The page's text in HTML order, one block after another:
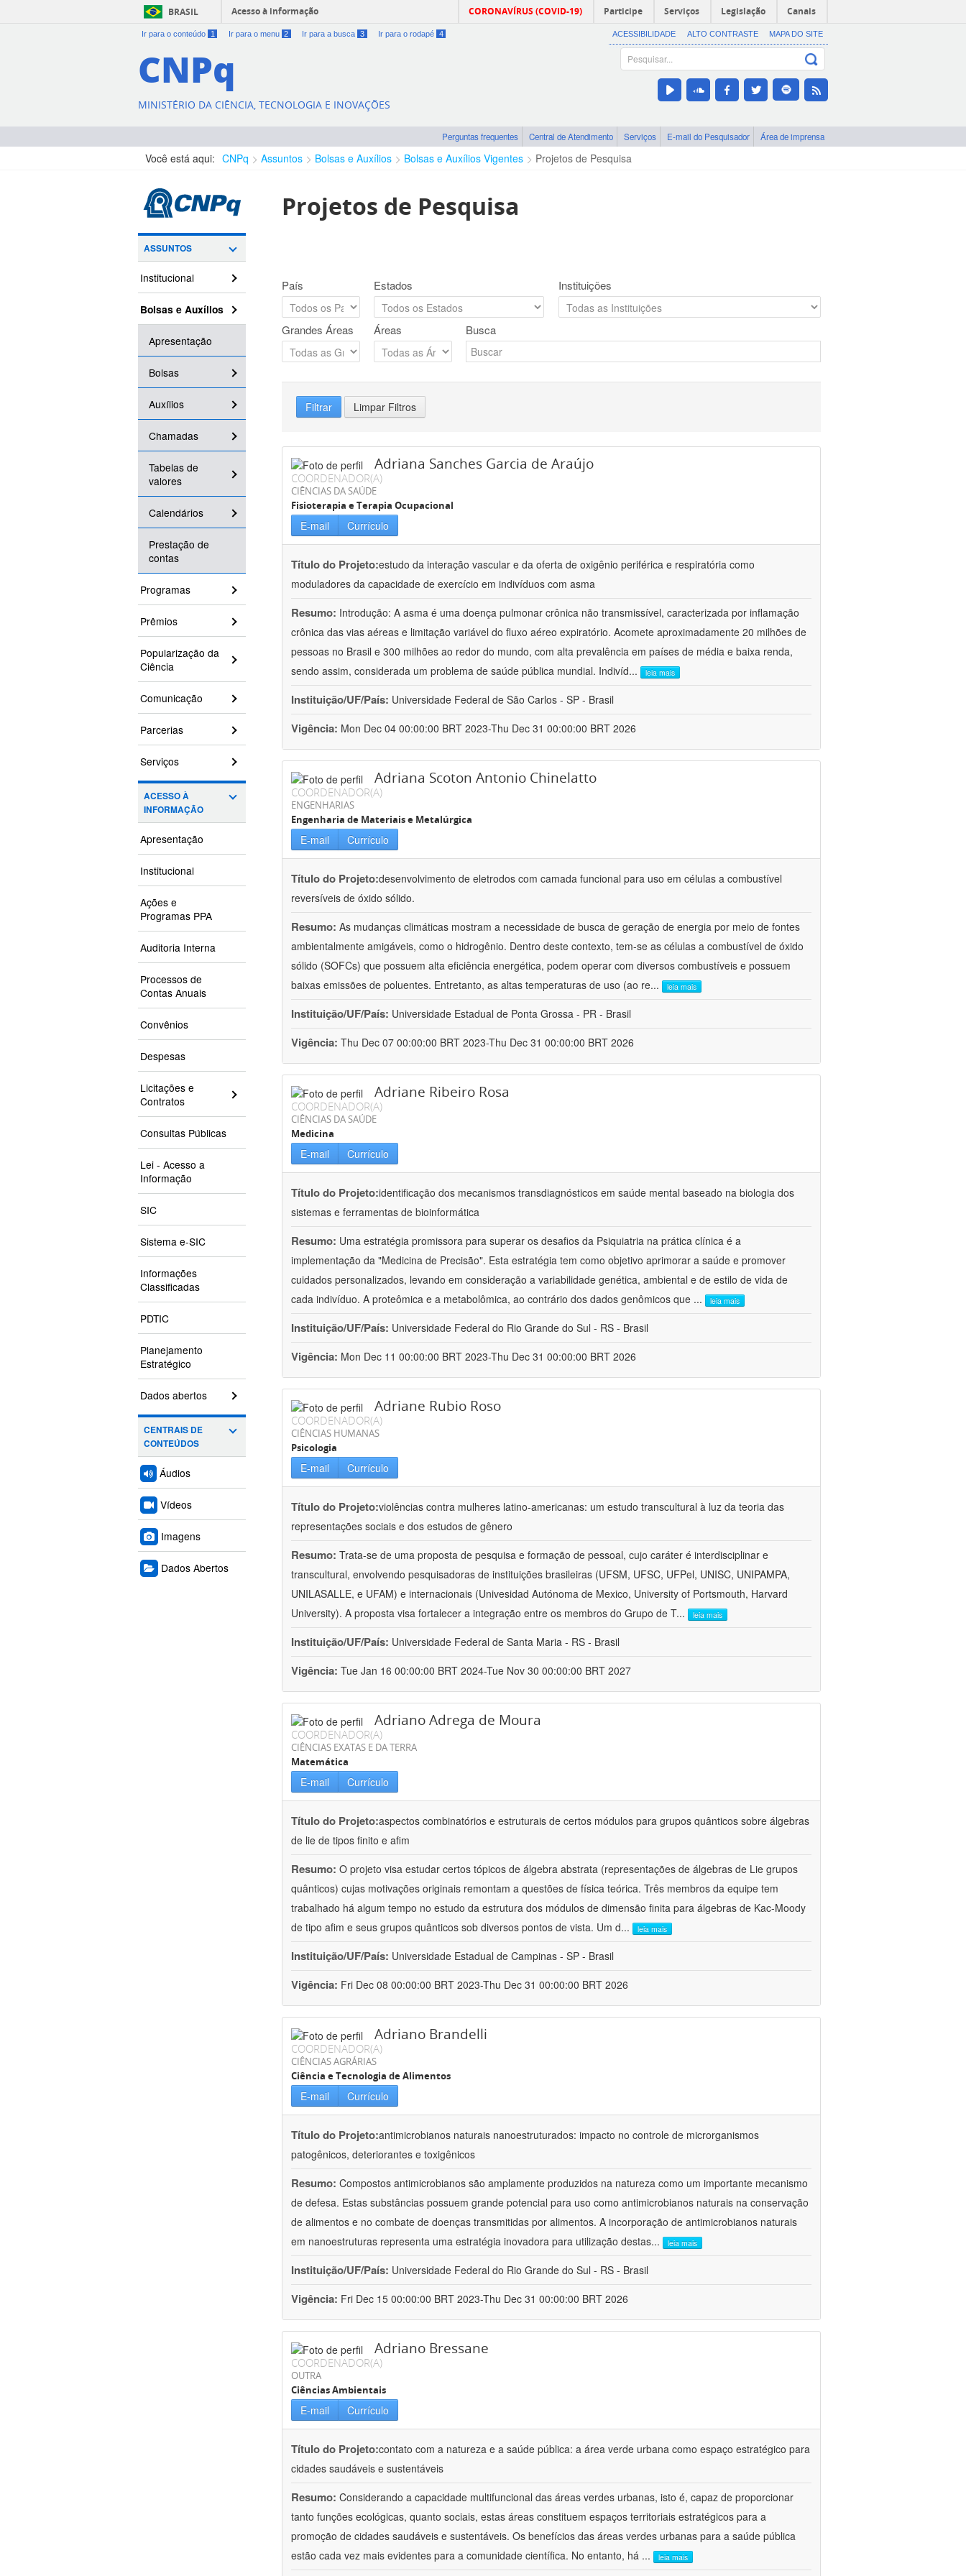
BRASIL Acesso à informação CORONAVÍRUS (COVID-19) Participe Serviços Legislação Canais
Ir para o conteúdo 1 Ir para o menu 2 Ir para a busca 3 Ir para o rodapé 4 ACESSIBILIDADE ALTO CONTRASTE MAPA DO SITE
CNPq
MINISTÉRIO DA CIÊNCIA, TECNOLOGIA E INOVAÇÕES
Perguntas frequentes Central de Atendimento Serviços E-mail do Pesquisador Área de imprensa
Você está aqui: CNPq Assuntos Bolsas e Auxílios Bolsas e Auxílios Vigentes Projetos de Pesquisa
ASSUNTOS
Institucional
Bolsas e Auxílios
Apresentação
Bolsas
Auxílios
Chamadas
Tabelas de
valores
Calendários
Prestação de
contas
Programas
Prêmios
Popularização da
Ciência
Comunicação
Parcerias
Serviços
ACESSO À
INFORMAÇÃO
Apresentação
Institucional
Ações e
Programas PPA
Auditoria Interna
Processos de
Contas Anuais
Convênios
Despesas
Licitações e
Contratos
Consultas Públicas
Lei - Acesso a
Informação
SIC
Sistema e-SIC
Informações
Classificadas
PDTIC
Planejamento
Estratégico
Dados abertos
CENTRAIS DE
CONTEÚDOS
Áudios
Vídeos
Imagens
Dados Abertos
Projetos de Pesquisa
País Estados Instituições
Grandes Áreas Áreas Busca
Filtrar Limpar Filtros
Adriana Sanches Garcia de Araújo
COORDENADOR(A)
CIÊNCIAS DA SAÚDE
Fisioterapia e Terapia Ocupacional
E-mail Currículo
Título do Projeto:estudo da interação vascular e da oferta de oxigênio periférica e respiratória como
moduladores da capacidade de exercício em indivíduos com asma
Resumo: Introdução: A asma é uma doença pulmonar crônica não transmissível, caracterizada por inflamação
crônica das vias aéreas e limitação variável do fluxo aéreo expiratório. Acomete aproximadamente 20 milhões de
pessoas no Brasil e 300 milhões ao redor do mundo, com alta prevalência em países de média e baixa renda,
sendo assim, considerada um problema de saúde pública mundial. Indivíd... leia mais
Instituição/UF/País: Universidade Federal de São Carlos - SP - Brasil
Vigência: Mon Dec 04 00:00:00 BRT 2023-Thu Dec 31 00:00:00 BRT 2026
Adriana Scoton Antonio Chinelatto
COORDENADOR(A)
ENGENHARIAS
Engenharia de Materiais e Metalúrgica
E-mail Currículo
Título do Projeto:desenvolvimento de eletrodos com camada funcional para uso em células a combustível
reversíveis de óxido sólido.
Resumo: As mudanças climáticas mostram a necessidade de busca de geração de energia por meio de fontes
ambientalmente amigáveis, como o hidrogênio. Dentro deste contexto, tem-se as células a combustível de óxido
sólido (SOFCs) que possuem alta eficiência energética, podem operar com diversos combustíveis e possuem
baixas emissões de poluentes. Entretanto, as altas temperaturas de uso (ao re... leia mais
Instituição/UF/País: Universidade Estadual de Ponta Grossa - PR - Brasil
Vigência: Thu Dec 07 00:00:00 BRT 2023-Thu Dec 31 00:00:00 BRT 2026
Adriane Ribeiro Rosa
COORDENADOR(A)
CIÊNCIAS DA SAÚDE
Medicina
E-mail Currículo
Título do Projeto:identificação dos mecanismos transdiagnósticos em saúde mental baseado na biologia dos
sistemas e ferramentas de bioinformática
Resumo: Uma estratégia promissora para superar os desafios da Psiquiatria na prática clínica é a
implementação da "Medicina de Precisão". Esta estratégia tem como objetivo aprimorar a saúde e promover
cuidados personalizados, levando em consideração a variabilidade genética, ambiental e de estilo de vida de
cada indivíduo. A proteômica e a metabolômica, ao contrário dos dados genômicos que ... leia mais
Instituição/UF/País: Universidade Federal do Rio Grande do Sul - RS - Brasil
Vigência: Mon Dec 11 00:00:00 BRT 2023-Thu Dec 31 00:00:00 BRT 2026
Adriane Rubio Roso
COORDENADOR(A)
CIÊNCIAS HUMANAS
Psicologia
E-mail Currículo
Título do Projeto:violências contra mulheres latino-americanas: um estudo transcultural à luz da teoria das
representações sociais e dos estudos de gênero
Resumo: Trata-se de uma proposta de pesquisa e formação de pessoal, cujo caráter é interdisciplinar e
transcultural, envolvendo pesquisadoras de instituições brasileiras (UFSM, UFSC, UFPel, UNISC, UNIPAMPA,
UNILASALLE, e UFAM) e internacionais (Univesidad Autónoma de Mexico, University of Portsmouth, Harvard
University). A proposta visa fortalecer a integração entre os membros do Grupo de T... leia mais
Instituição/UF/País: Universidade Federal de Santa Maria - RS - Brasil
Vigência: Tue Jan 16 00:00:00 BRT 2024-Tue Nov 30 00:00:00 BRT 2027
Adriano Adrega de Moura
COORDENADOR(A)
CIÊNCIAS EXATAS E DA TERRA
Matemática
E-mail Currículo
Título do Projeto:aspectos combinatórios e estruturais de certos módulos para grupos quânticos sobre álgebras
de lie de tipos finito e afim
Resumo: O projeto visa estudar certos tópicos de álgebra abstrata (representações de álgebras de Lie grupos
quânticos) cujas motivações originais remontam a questões de física teórica. Três membros da equipe tem
trabalhado há algum tempo no estudo da estrutura dos módulos de dimensão finita para álgebras de Kac-Moody
de tipo afim e seus grupos quânticos sob diversos pontos de vista. Um d... leia mais
Instituição/UF/País: Universidade Estadual de Campinas - SP - Brasil
Vigência: Fri Dec 08 00:00:00 BRT 2023-Thu Dec 31 00:00:00 BRT 2026
Adriano Brandelli
COORDENADOR(A)
CIÊNCIAS AGRÁRIAS
Ciência e Tecnologia de Alimentos
E-mail Currículo
Título do Projeto:antimicrobianos naturais nanoestruturados: impacto no controle de microrganismos
patogênicos, deteriorantes e toxigênicos
Resumo: Compostos antimicrobianos são amplamente produzidos na natureza como um importante mecanismo
de defesa. Estas substâncias possuem grande potencial para uso como antimicrobianos naturais na conservação
de alimentos e no combate de doenças transmitidas por alimentos. A incorporação de antimicrobianos naturais
em nanoestruturas representa uma estratégia inovadora para utilização destas... leia mais
Instituição/UF/País: Universidade Federal do Rio Grande do Sul - RS - Brasil
Vigência: Fri Dec 15 00:00:00 BRT 2023-Thu Dec 31 00:00:00 BRT 2026
Adriano Bressane
COORDENADOR(A)
OUTRA
Ciências Ambientais
E-mail Currículo
Título do Projeto:contato com a natureza e a saúde pública: a área verde urbana como espaço estratégico para
cidades saudáveis e sustentáveis
Resumo: Considerando a capacidade multifuncional das áreas verdes urbanas, isto é, capaz de proporcionar
tanto funções ecológicas, quanto sociais, estas áreas constituem espaços territoriais estratégicos para a
promoção de cidades saudáveis e sustentáveis. Os benefícios das áreas verdes urbanas para a saúde pública
estão cada vez mais evidentes para a comunidade científica. No entanto, há ... leia mais